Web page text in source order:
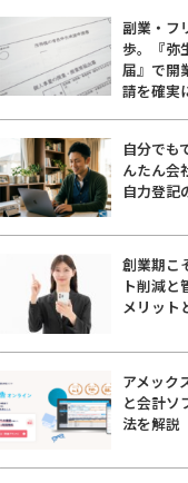
副業・フ
歩。『弥
届』で開
請を確実
自分でも
んたん会
自力登記
創業期こ
ト削減と
メリット
アメック
と会計ソ
法を解説